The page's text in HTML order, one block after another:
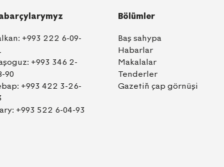
+993 222 6-09-
+993 346 2-
90
+993 422 3-26-
+993 522 6-04-93
Bölümler
Baş sahypa
Habarlar
Makalalar
Tenderler
Gazetiň çap görnüşi